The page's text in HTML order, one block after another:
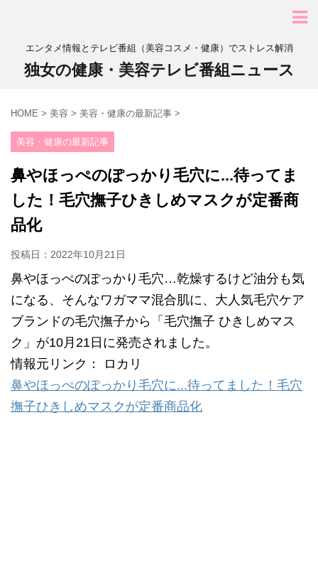
エンタメ情報とテレビ番組（美容コスメ・健康）でストレス解消
独女の健康・美容テレビ番組ニュース
HOME > 美容 > 美容・健康の最新記事 >
美容・健康の最新記事
鼻やほっぺのぽっかり毛穴に...待ってま
した！毛穴撫子ひきしめマスクが定番商
品化
投稿日： 2022年10月21日
鼻やほっぺのぽっかり毛穴…乾燥するけど油分も気
になる、そんなワガママ混合肌に、大人気毛穴ケア
ブランドの毛穴撫子から「毛穴撫子 ひきしめマス
ク」が10月21日に発売されました。
情報元リンク： ロカリ
鼻やほっぺのぽっかり毛穴に...待ってました！毛穴
撫子ひきしめマスクが定番商品化